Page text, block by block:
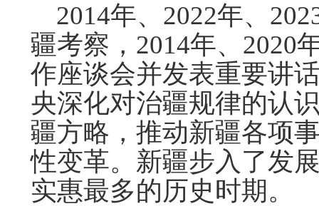
2014年、2022年、
疆考察，2014年、2020
作座谈会并发表重要讲
央深化对治疆规律的认
疆方略，推动新疆各项
性变革。新疆步入了发
实惠最多的历史时期。